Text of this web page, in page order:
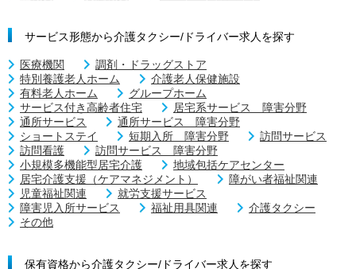
サービス形態から介護タクシー/ドライバー求人を探す
医療機関
調剤・ドラッグストア
特別養護老人ホーム
介護老人保健施設
有料老人ホーム
グループホーム
サービス付き高齢者住宅
居宅系サービス 障害分野
通所サービス
通所サービス 障害分野
ショートステイ
短期入所 障害分野
訪問サービス
訪問看護
訪問サービス 障害分野
小規模多機能型居宅介護
地域包括ケアセンター
居宅介護支援（ケアマネジメント）
障がい者福祉関連
児童福祉関連
就労支援サービス
障害児入所サービス
福祉用具関連
介護タクシー
その他
保有資格から介護タクシー/ドライバー求人を探す